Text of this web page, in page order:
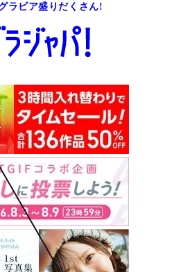
ラビア盛りだくさん!